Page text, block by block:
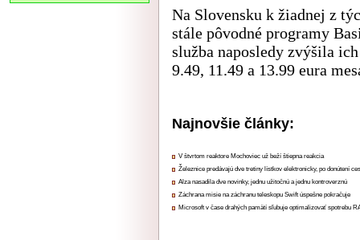
Na Slovensku k žiadnej z
stále pôvodné programy
služba naposledy zvýšila
9.49, 11.49 a 13.99 eura
Najnovšie články:
V štvrtom reaktore Mochoviec už beží štiepna reakcia
Železnice predávajú dve tretiny lístkov elektronicky, po donútení
Alza nasadila dve novinky, jednu užitočnú a jednu kontroverznú
Záchrana misie na záchranu teleskopu Swift úspešne pokračuje
Microsoft v čase drahých pamätí sľubuje optimalizovať spotrebu